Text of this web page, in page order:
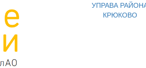
УПРАВА
КРЮКОВО